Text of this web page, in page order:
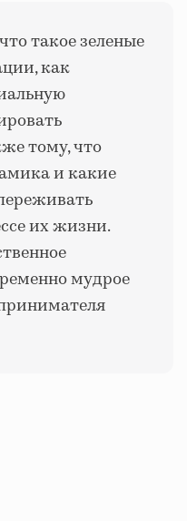
такое зеленые
как
тому, что
и какие
их жизни.
мудрое